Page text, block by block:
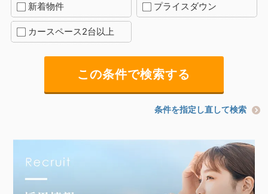
新着物件 プライスダウン
カースペース2台以上
条件を指定し直して検索